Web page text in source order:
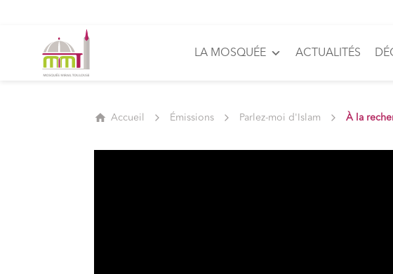
LA MOSQUÉE ACTUALITÉS
Accueil Émissions Parlez-moi d'Islam À la